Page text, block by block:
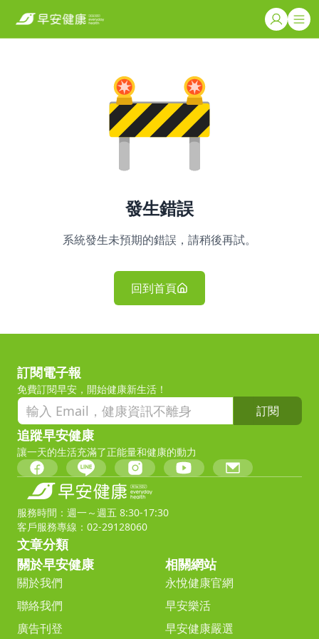
發生錯誤
系統發生未預期的錯誤，請稍後再試。
回到首頁
訂閱電子報
免費訂閱早安，開始健康新生活！
訂閱
追蹤早安健康
讓一天的生活充滿了正能量和健康的動力
服務時間：週一～週五 8:30-17:30
客戶服務專線：02-29128060
文章分類
關於早安健康
關於我們
聯絡我們
廣告刊登
相關網站
永悅健康官網
早安樂活
早安健康嚴選